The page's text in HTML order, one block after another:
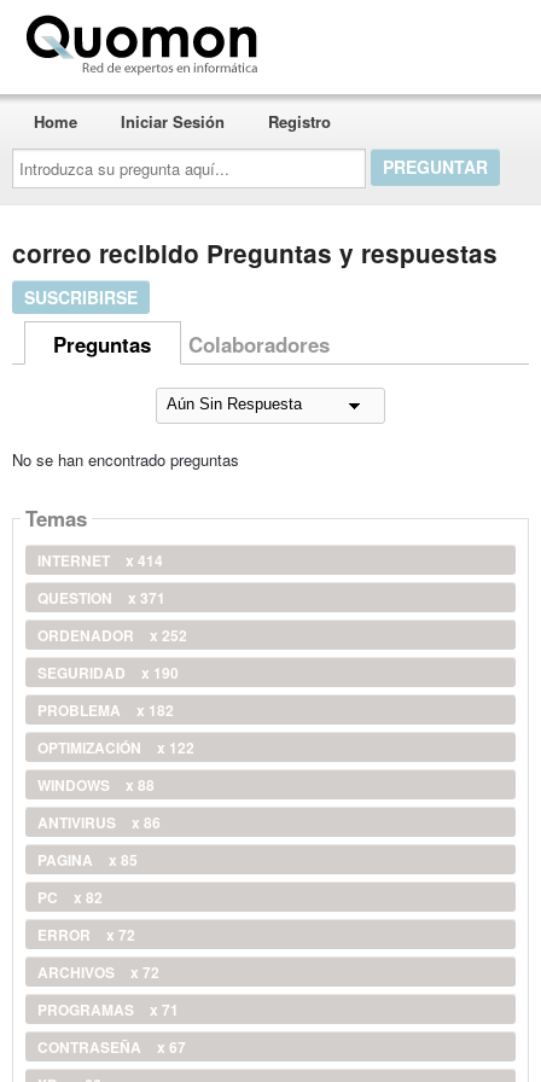
Introduzca
su
pregunta
aquí...
Home Iniciar Sesión Registro
correo recibido Preguntas y respuestas
SUSCRIBIRSE
Preguntas Colaboradores
No se han encontrado preguntas
Temas
INTERNET
x 414
QUESTION
x 371
ORDENADOR
x 252
SEGURIDAD
x 190
PROBLEMA
x 182
OPTIMIZACIÓN
x 122
WINDOWS
x 88
ANTIVIRUS
x 86
PAGINA
x 85
PC
x 82
ERROR
x 72
ARCHIVOS
x 72
PROGRAMAS
x 71
CONTRASEÑA
x 67